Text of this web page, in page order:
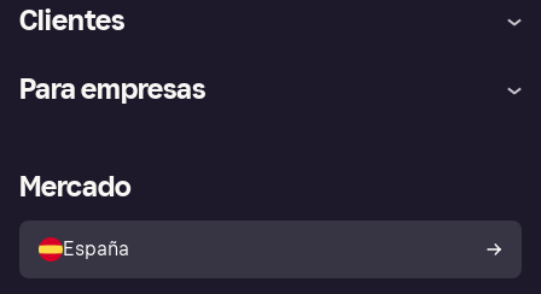
Clientes
Inicio de sesión
Directorio de tiendas
Política de protección al
comprador de Klarna
Reclamaciones
Para empresas
Acceso empresas
Mercado
España